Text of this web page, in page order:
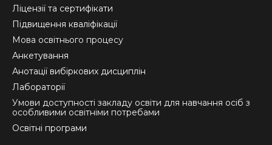
windowwindowwindow
Ліцензії та сертифікати
Підвищення кваліфікації
Мова освітнього процесу
Анкетування
Анотації вибіркових дисциплін
Лабораторії
Умови доступності закладу освіти для навчання осіб з
особливими освітніми потребами
Освітні програми